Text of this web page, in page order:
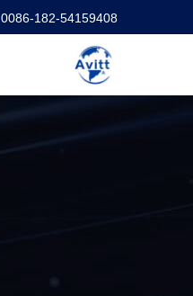
0086-182-54159408